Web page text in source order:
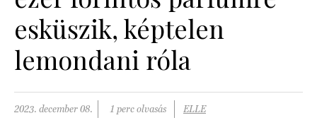
PSZICHÉ
PÁRKAPCSOLAT
esküszik, képtelen
lemondani róla
2023. december 08. 1 perc olvasás ELLE